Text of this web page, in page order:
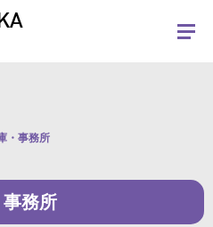
土)～8月16日(日)まで休業とさせていた
・事務所
務所